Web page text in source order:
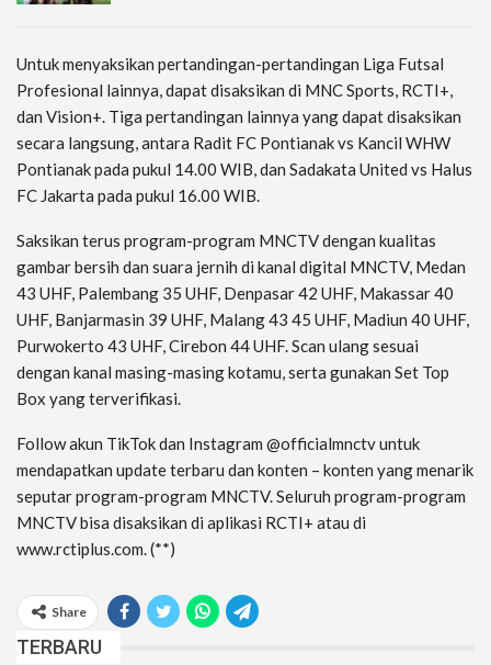
Untuk menyaksikan pertandingan-pertandingan Liga Futsal
Profesional lainnya, dapat disaksikan di MNC Sports, RCTI+,
dan Vision+. Tiga pertandingan lainnya yang dapat disaksikan
secara langsung, antara Radit FC Pontianak vs Kancil WHW
Pontianak pada pukul 14.00 WIB, dan Sadakata United vs Halus
FC Jakarta pada pukul 16.00 WIB.
Saksikan terus program-program MNCTV dengan kualitas
gambar bersih dan suara jernih di kanal digital MNCTV, Medan
43 UHF, Palembang 35 UHF, Denpasar 42 UHF, Makassar 40
UHF, Banjarmasin 39 UHF, Malang 43 45 UHF, Madiun 40 UHF,
Purwokerto 43 UHF, Cirebon 44 UHF. Scan ulang sesuai
dengan kanal masing-masing kotamu, serta gunakan Set Top
Box yang terverifikasi.
Follow akun TikTok dan Instagram @officialmnctv untuk
mendapatkan update terbaru dan konten – konten yang menarik
seputar program-program MNCTV. Seluruh program-program
MNCTV bisa disaksikan di aplikasi RCTI+ atau di
www.rctiplus.com. (**)
Share
TERBARU